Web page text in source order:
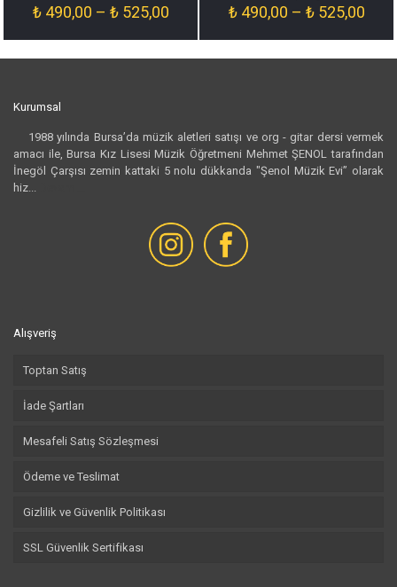
₺490,00 – ₺525,00Fiyat
₺ 490,00
-
₺490,00 – ₺525,00Fiyat
₺
-
Kurumsal
1988 yılında Bursa’da müzik aletleri satışı ve org - gitar dersi vermek
amacı ile, Bursa Kız Lisesi Müzik Öğretmeni Mehmet ŞENOL tarafından
İnegöl Çarşısı zemin kattaki 5 nolu dükkanda "Şenol Müzik Evi” olarak
hiz...
Alışveriş
Toptan Satış
İade Şartları
Mesafeli Satış Sözleşmesi
Ödeme ve Teslimat
Gizlilik ve Güvenlik Politikası
SSL Güvenlik Sertifikası